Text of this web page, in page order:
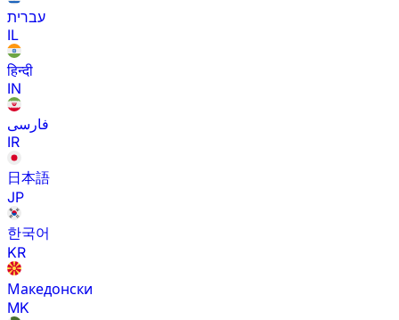
עברית
IL
हिन्दी
IN
فارسی
IR
日本語
JP
한국어
KR
Македонски
MK